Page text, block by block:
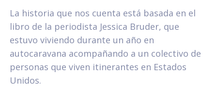
La historia que nos cuenta está basada en el
libro de la periodista Jessica Bruder, que
estuvo viviendo durante un año en
autocaravana acompañando a un colectivo de
personas que viven itinerantes en Estados
Unidos.